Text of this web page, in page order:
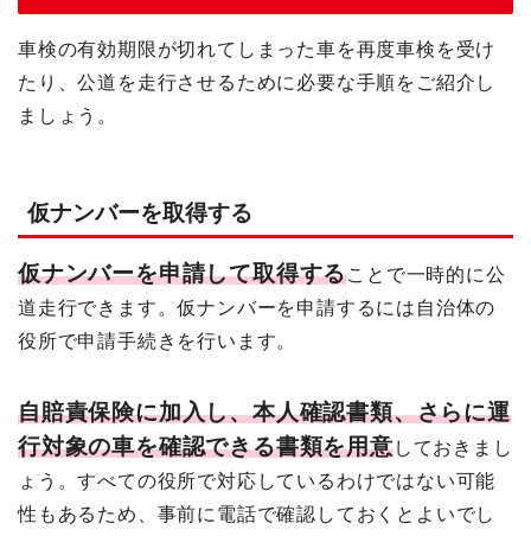
車検の有効期限が切れてしまった車を再度車検を受け
たり、公道を走行させるために必要な手順をご紹介し
ましょう。
仮ナンバーを取得する
仮ナンバーを申請して取得することで一時的に公
道走行できます。仮ナンバーを申請するには自治体の
役所で申請手続きを行います。
自賠責保険に加入し、本人確認書類、さらに運
行対象の車を確認できる書類を用意しておきまし
ょう。すべての役所で対応しているわけではない可能
性もあるため、事前に電話で確認しておくとよいでし